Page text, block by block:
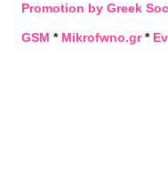
Promotion by Greek
GSM * Mikrofwno.gr*